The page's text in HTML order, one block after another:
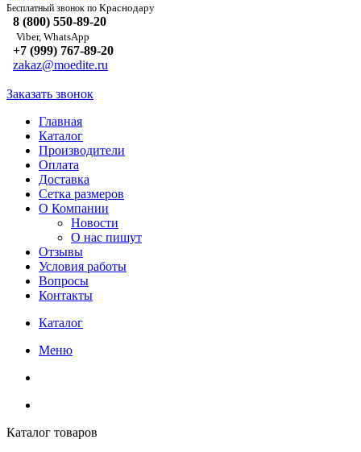
Бесплатный звонок по Краснодару
8 (800) 550-89-20
Viber, WhatsApp
+7 (999) 767-89-20
zakaz@moedite.ru
Заказать звонок
Главная
Каталог
Производители
Оплата
Доставка
Сетка размеров
О Компании
Новости
О нас пишут
Отзывы
Условия работы
Вопросы
Контакты
Каталог
Меню
Каталог товаров